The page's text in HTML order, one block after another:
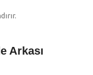
Arkası